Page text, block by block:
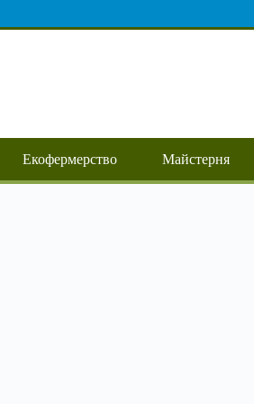
Екофермерство Майстерня